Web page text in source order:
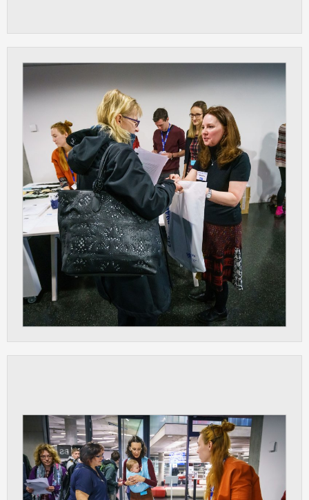
Cookies, které aplikace nedokáže zařadit.
Naším cílem je, aby tato kategorie
zůstala prázdná a všechny cookies byly
přiřazeny do některé z kategorií
uvedených výše.